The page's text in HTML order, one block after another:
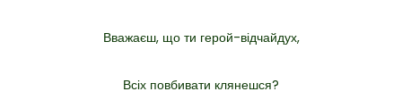
Вважаєш, що ти герой-відчайдух,
Всіх повбивати клянешся?